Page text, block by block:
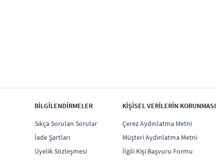
BİLGİLENDİRMELER
Sıkça Sorulan Sorular
İade Şartları
Üyelik Sözleşmesi
KİŞİSEL VERİLERİN KORUNMASI
Çerez Aydınlatma Metni
Müşteri Aydınlatma Metni
İlgili Kişi Başvuru Formu